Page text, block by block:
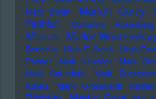
Marc Bolan Mariah Carey
Faithfull
Marianne Rosenberg
Marius Müller-
Benecke Mark E Smith Mark
Forster
Mark Knopfler
Mark
Mark Saunders
Mark
Kavka
Marlo Grosshardt